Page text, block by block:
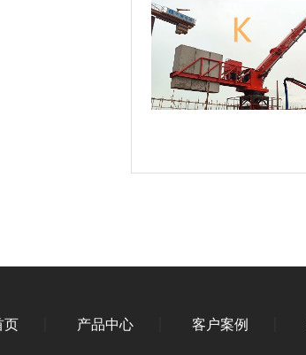
页 产品中心 客户案例